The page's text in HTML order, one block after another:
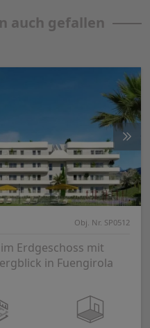
auch gefallen
Obj. Nr. SP0512
Erdgeschoss mit
in Fuengirola